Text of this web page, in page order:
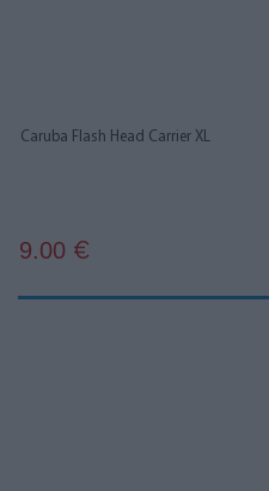
Caruba Flash Head Carrier XL
9.00 €